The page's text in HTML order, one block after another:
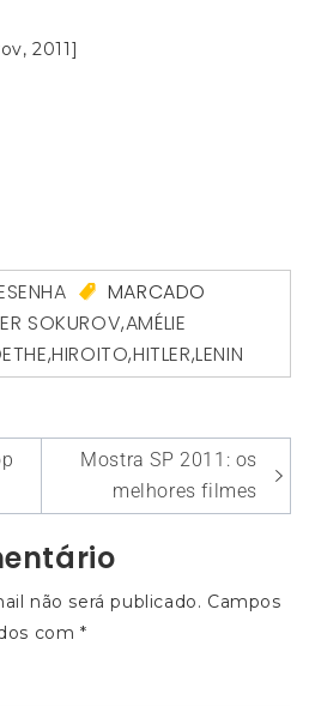
2011]
MARCADO
SOKUROV,AMÉLIE
,HIROITO,HITLER,LENIN
Mostra SP 2011: os
melhores filmes
não será publicado. Campos
com*